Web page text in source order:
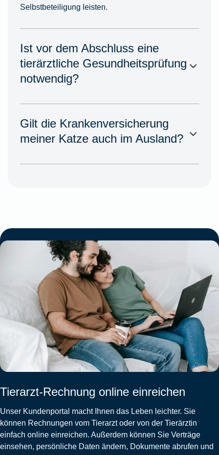
Selbstbeteiligung leisten.
Ist vor dem Abschluss eine
tierärztliche Gesundheitsprüfung
notwendig?
Gilt die Krankenversicherung
meiner Katze auch im Ausland?
Tierarzt-Rechnung online einreichen
Unser Kundenportal macht Ihnen das Leben leichter. Sie
können Rechnungen vom Tierarzt oder von der Tierärztin
einfach online einreichen. Außerdem können Sie Verträge
einsehen, persönliche Daten ändern, Dokumente abrufen und